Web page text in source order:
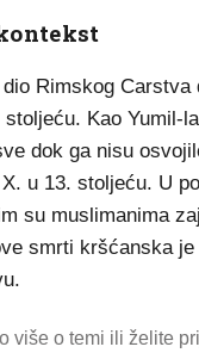
Rimskog Carstva
Kao Yumil-
dok ga nisu
u 13. stoljeću. U
su muslimanima
smrti kršćanska
više o temi ili želite